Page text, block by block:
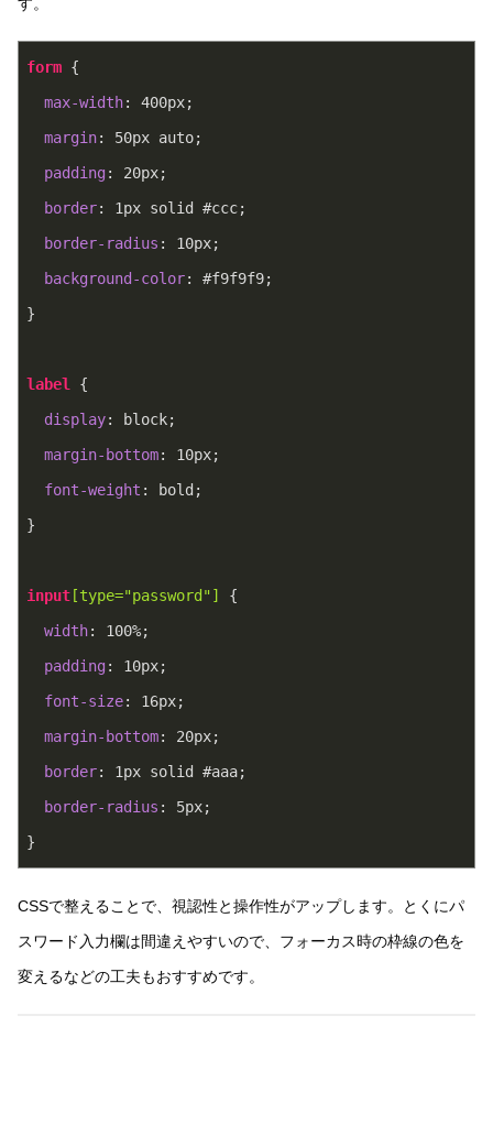
form {
max-width: 400px;
margin: 50px auto;
padding : 20px;
border: 1px solid #ccc;
border-radius : 10px;
background-color: #f9f9f9;
}
label
{
display: block;
margin-bottom: 10px;
font-weight : bold;
}
input [type="password"]
{
width: 100%;
padding : 10px;
font-size: 16px;
margin-bottom: 20px;
border: 1px solid #aaa;
border-radius : 5px;
}
CSSで整えることで、視認性と操作性がアップします。とくにパ
スワード入力欄は間違えやすいので、フォーカス時の枠線の色を
変えるなどの工夫もおすすめです。